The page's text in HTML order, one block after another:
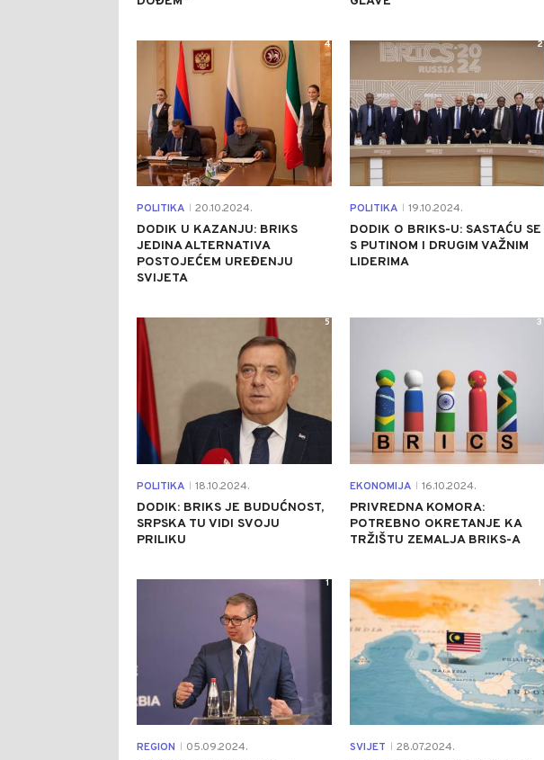
POLITIKA 20.10.2024.
DODIK U KAZANJU: BRIKS
JEDINA ALTERNATIVA
POSTOJEĆEM UREĐENJU
SVIJETA
4
POLITIKA 19.10.2024.
DODIK O BRIKS-U: SASTAĆU SE
S PUTINOM I DRUGIM VAŽNIM
LIDERIMA
2
POLITIKA 18.10.2024.
DODIK: BRIKS JE BUDUĆNOST,
SRPSKA TU VIDI SVOJU
PRILIKU
5
EKONOMIJA 16.10.2024.
PRIVREDNA KOMORA:
POTREBNO OKRETANJE KA
TRŽIŠTU ZEMALJA BRIKS-A
3
REGION 05.09.2024.
1
SVIJET 28.07.2024.
1